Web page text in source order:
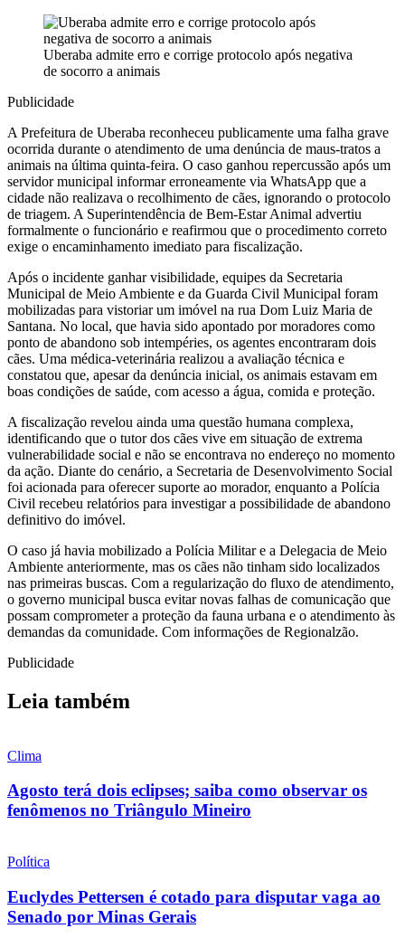
Uberaba admite erro e corrige protocolo após negativa
de socorro a animais
Publicidade
A Prefeitura de Uberaba reconheceu publicamente uma falha grave
ocorrida durante o atendimento de uma denúncia de maus-tratos a
animais na última quinta-feira. O caso ganhou repercussão após um
servidor municipal informar erroneamente via WhatsApp que a
cidade não realizava o recolhimento de cães, ignorando o protocolo
de triagem. A Superintendência de Bem-Estar Animal advertiu
formalmente o funcionário e reafirmou que o procedimento correto
exige o encaminhamento imediato para fiscalização.
Após o incidente ganhar visibilidade, equipes da Secretaria
Municipal de Meio Ambiente e da Guarda Civil Municipal foram
mobilizadas para vistoriar um imóvel na rua Dom Luiz Maria de
Santana. No local, que havia sido apontado por moradores como
ponto de abandono sob intempéries, os agentes encontraram dois
cães. Uma médica-veterinária realizou a avaliação técnica e
constatou que, apesar da denúncia inicial, os animais estavam em
boas condições de saúde, com acesso a água, comida e proteção.
A fiscalização revelou ainda uma questão humana complexa,
identificando que o tutor dos cães vive em situação de extrema
vulnerabilidade social e não se encontrava no endereço no momento
da ação. Diante do cenário, a Secretaria de Desenvolvimento Social
foi acionada para oferecer suporte ao morador, enquanto a Polícia
Civil recebeu relatórios para investigar a possibilidade de abandono
definitivo do imóvel.
O caso já havia mobilizado a Polícia Militar e a Delegacia de Meio
Ambiente anteriormente, mas os cães não tinham sido localizados
nas primeiras buscas. Com a regularização do fluxo de atendimento,
o governo municipal busca evitar novas falhas de comunicação que
possam comprometer a proteção da fauna urbana e o atendimento às
demandas da comunidade. Com informações de Regionalzão.
Publicidade
Leia também
Clima
Agosto terá dois eclipses; saiba como observar os
fenômenos no Triângulo Mineiro
Política
Euclydes Pettersen é cotado para disputar vaga ao
Senado por Minas Gerais